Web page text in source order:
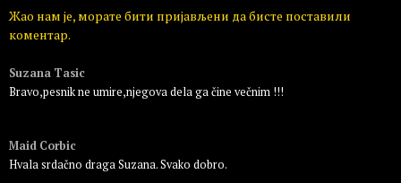
Жао нам је, морате бити пријављени да бисте поставили
коментар.
Suzana Tasic
Bravo,pesnik ne umire,njegova dela ga čine večnim !!!
Maid Corbic
Hvala srdačno draga Suzana. Svako dobro.